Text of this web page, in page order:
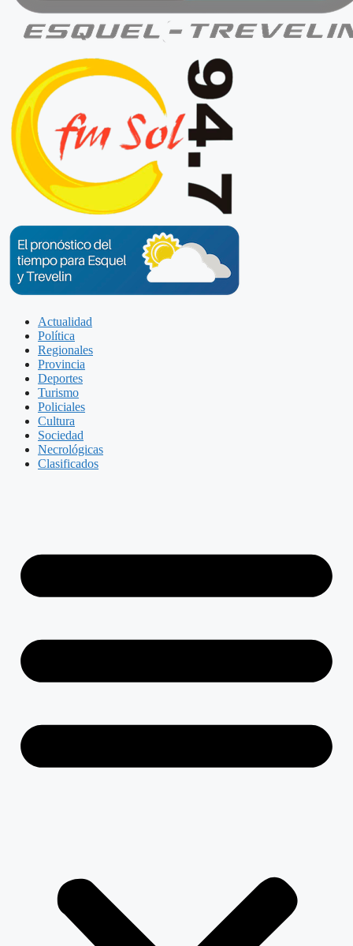
Actualidad
Política
Regionales
Provincia
Deportes
Turismo
Policiales
Cultura
Sociedad
Necrológicas
Clasificados